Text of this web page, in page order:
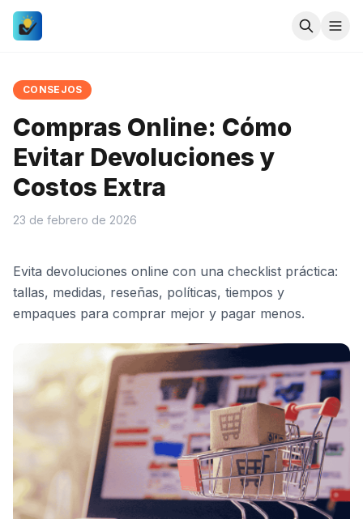
CONSEJOS
Compras Online: Cómo
Evitar Devoluciones y
Costos Extra
23 de febrero de 2026
Evita devoluciones online con una checklist práctica:
tallas, medidas, reseñas, políticas, tiempos y
empaques para comprar mejor y pagar menos.